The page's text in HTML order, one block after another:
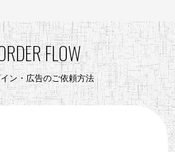
FLOW
ン・広告のご依頼方法